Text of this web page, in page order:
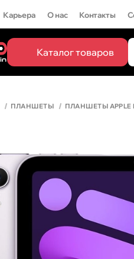
Карьера О нас Контакты
Каталог товаров
ПЛАНШЕТЫ ПЛАНШЕТЫ APPLE